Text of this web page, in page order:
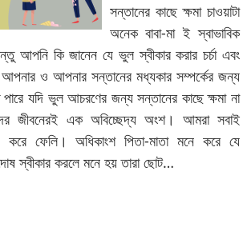
সন্তানের কাছে ক্ষমা চাওয়াটা
অনেক বাবা-মা ই স্বাভাবিক
আপনি কি জানেন যে ভুল স্বীকার করার চর্চা এবং
আপনার ও আপনার সন্তানের মধ্যকার সম্পর্কের জন্য
যদি ভুল আচরণের জন্য সন্তানের কাছে ক্ষমা না
জীবনেরই এক অবিচ্ছেদ্য অংশ। আমরা সবাই
করে ফেলি। অধিকাংশ পিতা-মাতা মনে করে যে
স্বীকার করলে মনে হয় তারা ছোট…